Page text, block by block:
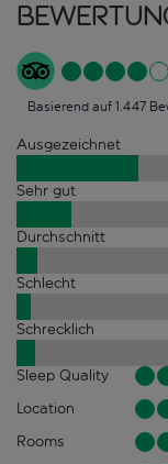
Basierend auf 1.447
Ausgezeichnet
Sehr gut
Durchschnitt
Schlecht
Schrecklich
Sleep Quality
Location
Rooms